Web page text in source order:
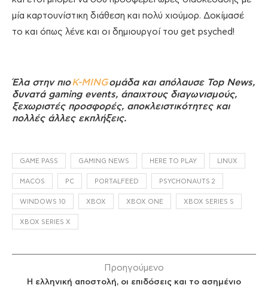
μία καρτουνίστικη διάθεση και πολύ χιούμορ. Δοκίμασέ
το και όπως λένε και οι δημιουργοί του get psyched!
Έλα στην πιοK-MINGομάδα και απόλαυσε Top News,
δυνατά gaming events, άπαιχτους διαγωνισμούς,
ξεχωριστές προσφορές, αποκλειστικότητες και
πολλές άλλες εκπλήξεις.
GAME PASS GAMING NEWS HERE TO PLAY LINUX
MACOS PC PORTALFEED PSYCHONAUTS 2
WINDOWS 10 XBOX XBOX ONE XBOX SERIES S
XBOX SERIES X
Προηγούμενο
Η ελληνική αποστολή, οι επιδόσεις και το ασημένιο